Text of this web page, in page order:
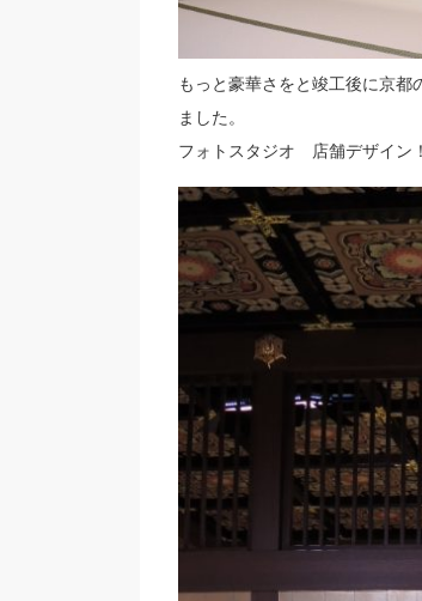
もっと豪華さをと竣工後に京
ました。
フォトスタジオ 店舗デザイン！